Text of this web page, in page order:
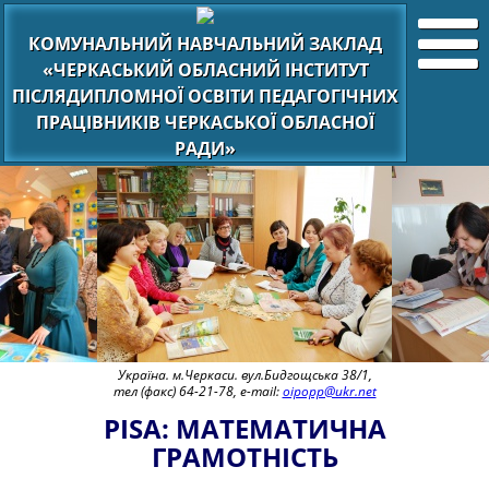
КОМУНАЛЬНИЙ НАВЧАЛЬНИЙ ЗАКЛАД
«ЧЕРКАСЬКИЙ ОБЛАСНИЙ ІНСТИТУТ
ПІСЛЯДИПЛОМНОЇ ОСВІТИ ПЕДАГОГІЧНИХ
ПРАЦІВНИКІВ ЧЕРКАСЬКОЇ ОБЛАСНОЇ
РАДИ»
Україна. м.Черкаси. вул.Бидгощська 38/1,
тел (факс) 64-21-78, e-mail:oipopp@ukr.net
PISA: МАТЕМАТИЧНА
ГРАМОТНІСТЬ